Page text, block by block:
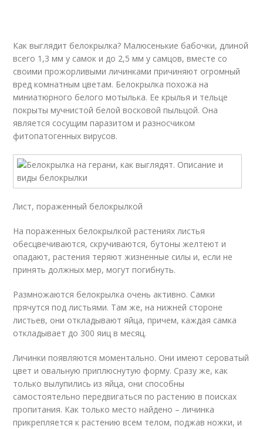
Как выглядит белокрылка? Малюсенькие бабочки, длиной
всего 1,3 мм у самок и до 2,5 мм у самцов, вместе со
своими прожорливыми личинками причиняют огромный
вред комнатным цветам. Белокрылка похожа на
миниатюрного белого мотылька. Ее крылья и тельце
покрыты мучнистой белой восковой пыльцой. Она
является сосущим паразитом и разносчиком
фитопатогенных вирусов.
Лист, пораженный белокрылкой
На пораженных белокрылкой растениях листья
обесцвечиваются, скручиваются, бутоны желтеют и
опадают, растения теряют жизненные силы и, если не
принять должных мер, могут погибнуть.
Размножаются белокрылка очень активно. Самки
прячутся под листьями. Там же, на нижней стороне
листьев, они откладывают яйца, причем, каждая самка
откладывает до 300 яиц в месяц.
Личинки появляются моментально. Они имеют сероватый
цвет и овальную приплюснутую форму. Сразу же, как
только вылупились из яйца, они способны
самостоятельно передвигаться по растению в поисках
пропитания. Как только место найдено – личинка
прикрепляется к растению всем телом, поджав ножки, и